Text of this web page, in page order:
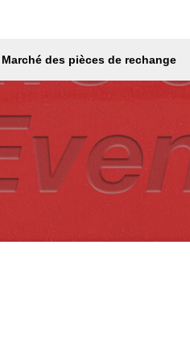
Marché des pièces de rechange